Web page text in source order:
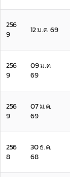
256
9
12 ม.ค. 69
256
9
09 ม.ค.
69
256
9
07 ม.ค.
69
256
8
30 ธ.ค.
68